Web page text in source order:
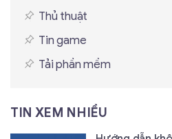
Thủ thuật
Tin game
Tải phần mềm
TIN XEM NHIỀU